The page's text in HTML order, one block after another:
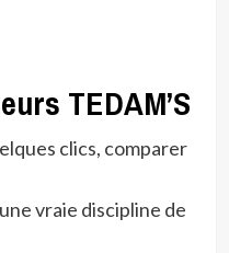
TEDAM’S
clics, comparer
vraie discipline de